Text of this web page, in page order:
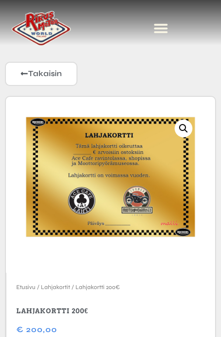
Takaisin
Etusivu / Lahjakortit / Lahjakortti 200€
LAHJAKORTTI 200€
€ 200,00